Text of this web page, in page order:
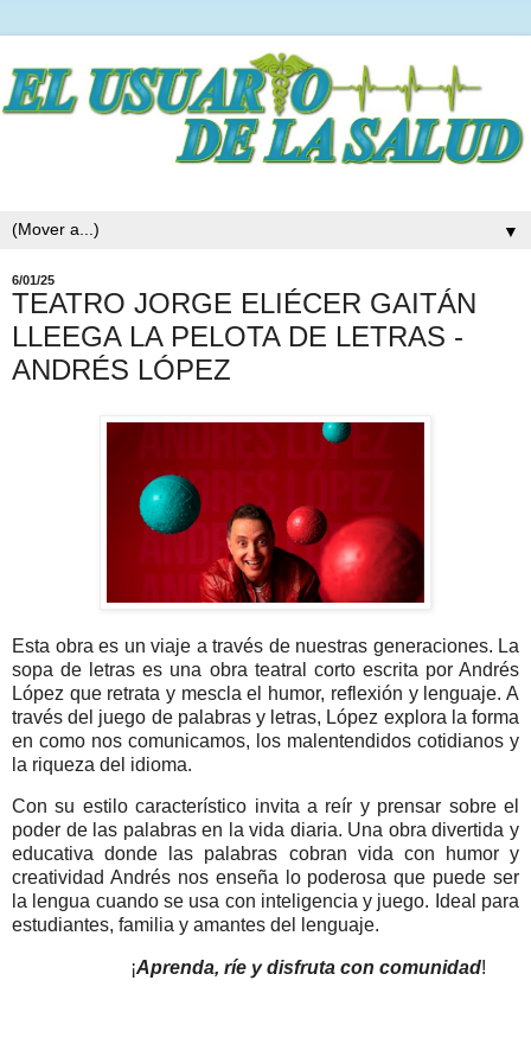
▼
6/01/25
TEATRO JORGE ELIÉCER GAITÁN
LLEEGA LA PELOTA DE LETRAS -
ANDRÉS LÓPEZ
Esta obra es un viaje a través de nuestras generaciones. La
sopa de letras es una obra teatral corto escrita por Andrés
López que retrata y mescla el humor, reflexión y lenguaje. A
través del juego de palabras y letras, López explora la forma
en como nos comunicamos, los malentendidos cotidianos y
la riqueza del idioma.
Con su estilo característico invita a reír y prensar sobre el
poder de las palabras en la vida diaria. Una obra divertida y
educativa donde las palabras cobran vida con humor y
creatividad Andrés nos enseña lo poderosa que puede ser
la lengua cuando se usa con inteligencia y juego. Ideal para
estudiantes, familia y amantes del lenguaje.
¡Aprenda, ríe y disfruta con comunidad!